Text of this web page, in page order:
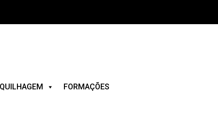
FORMAÇÕES